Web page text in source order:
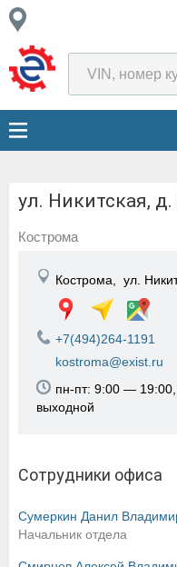
ул. Никитская, д.
Кострома
Кострома, ул.
+7(494)264-1191
kostroma@exist.ru
пн-пт: 9:00 —
выходной
Сотрудники офиса
Сумеркин Данил
Начальник отдела